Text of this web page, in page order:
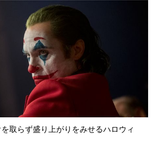
取らず盛り上がりをみせるハロウィ